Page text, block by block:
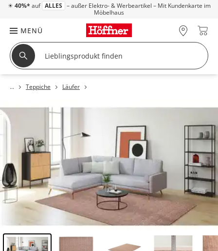
☀ 40%* auf ALLES – außer Elektro- & Werbeartikel – Mit Kundenkarte im
Möbelhaus
MENÜ
Teppiche Läufer